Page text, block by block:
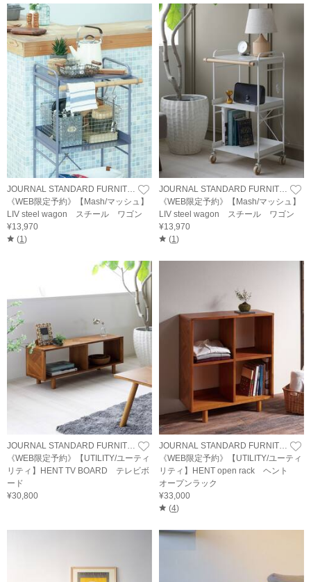
《WEB限定予約》【Mash/マッシュ】
LIV steel wagon スチール ワゴン
¥13,970
(1 )
《WEB限定予約》【Mash/マッシュ】
LIV steel wagon スチール ワゴン
¥13,970
(1 )
JOURNAL STANDARD FURNITURE
《WEB限定予約》【UTILITY/ユーティ
リティ】HENT TV BOARD テレビボ
ード
¥30,800
JOURNAL STANDARD FURNITURE
《WEB限定予約》【UTILITY/ユーティ
リティ】HENT open rack ヘント
オープンラック
¥33,000
(4)